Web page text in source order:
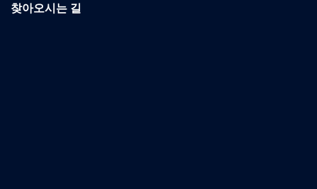
찾아오시는 길